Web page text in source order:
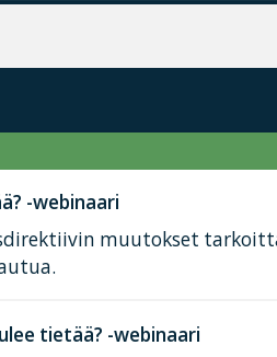
-webinaari
muutokset
tietää? -webinaari